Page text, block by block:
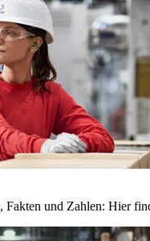
Fakten und Zahlen: Hier